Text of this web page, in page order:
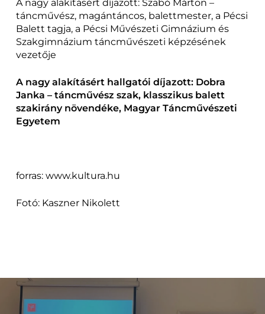
A nagy alakításért díjazott: Szabó Márton –
táncművész, magántáncos, balettmester, a Pécsi
Balett tagja, a Pécsi Művészeti Gimnázium és
Szakgimnázium táncművészeti képzésének
vezetője
A nagy alakításért hallgatói díjazott: Dobra
Janka – táncművész szak, klasszikus balett
szakirány növendéke, Magyar Táncművészeti
Egyetem
forras: www.kultura.hu
Fotó: Kaszner Nikolett